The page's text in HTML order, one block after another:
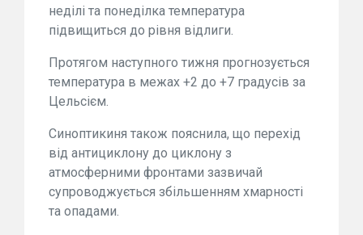
неділі та понеділка температура
підвищиться до рівня відлиги.
Протягом наступного тижня прогнозується
температура в межах +2 до +7 градусів за
Цельсієм.
Синоптикиня також пояснила, що перехід
від антициклону до циклону з
атмосферними фронтами зазвичай
супроводжується збільшенням хмарності
та опадами.